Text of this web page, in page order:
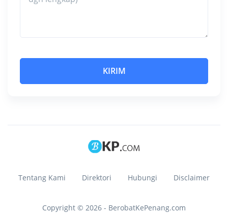
Tentang Kami Direktori Hubungi Disclaimer
Copyright © 2026 - BerobatKePenang.com